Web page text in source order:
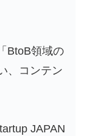
BtoB領域の
、コンテン
JAPAN